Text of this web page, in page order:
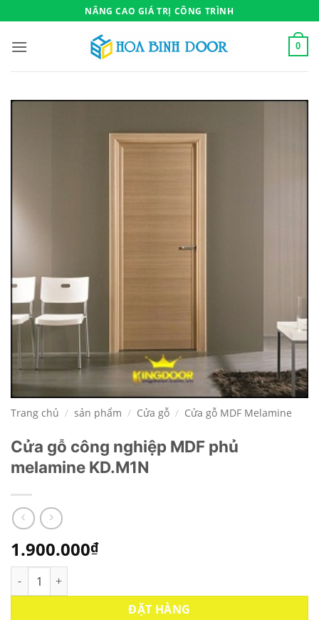
qua
nội
NÂNG CAO GIÁ TRỊ CÔNG TRÌNH
0
Trang chủ / sản phẩm / Cửa gỗ / Cửa gỗ MDF Melamine
Cửa gỗ công nghiệp MDF phủ
melamine KD.M1N
1.900.000₫
Cửa gỗ công nghiệp MDF phủ melamine KD.M1N số lượng
ĐẶT HÀNG